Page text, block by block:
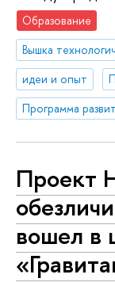
Образование
Вышка
идеи и опыт
Программа
вошел в